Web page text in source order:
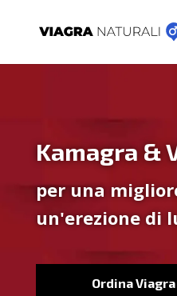
Kamagra &
per una
un'erezione di
Ordina Viagra